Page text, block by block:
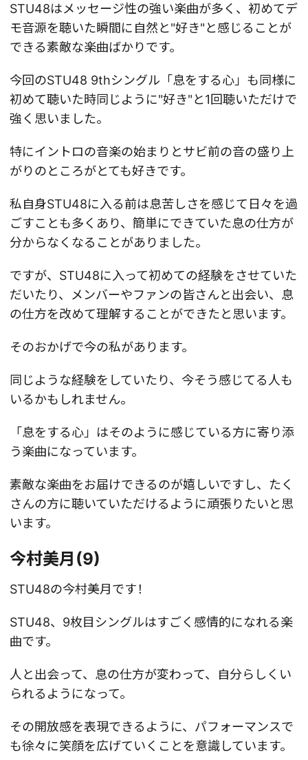
STU48はメッセージ性の強い楽曲が多く、初めてデ
モ音源を聴いた瞬間に自然と"好き"と感じることが
できる素敵な楽曲ばかりです。
今回のSTU48 9thシングル「息をする心」も同様に
初めて聴いた時同じように"好き"と1回聴いただけで
強く思いました。
特にイントロの音楽の始まりとサビ前の音の盛り上
がりのところがとても好きです。
私自身STU48に入る前は息苦しさを感じて日々を過
ごすことも多くあり、簡単にできていた息の仕方が
分からなくなることがありました。
ですが、STU48に入って初めての経験をさせていた
だいたり、メンバーやファンの皆さんと出会い、息
の仕方を改めて理解することができたと思います。
そのおかげで今の私があります。
同じような経験をしていたり、今そう感じてる人も
いるかもしれません。
「息をする心」はそのように感じている方に寄り添
う楽曲になっています。
素敵な楽曲をお届けできるのが嬉しいですし、たく
さんの方に聴いていただけるように頑張りたいと思
います。
今村美月(9)
STU48の今村美月です！
STU48、9枚目シングルはすごく感情的になれる楽
曲です。
人と出会って、息の仕方が変わって、自分らしくい
られるようになって。
その開放感を表現できるように、パフォーマンスで
も徐々に笑顔を広げていくことを意識しています。